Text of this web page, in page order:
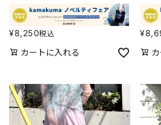
¥8,250税込
カートに入れる
¥